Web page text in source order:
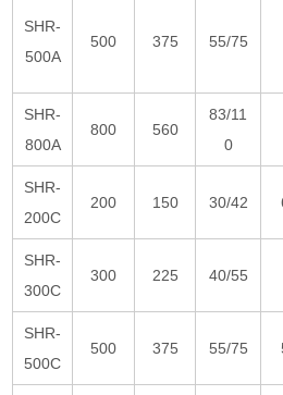
SHR-
500A
500 375 55/75
SHR-
800A
800 560
83/11
0
SHR-
200C
200 150 30/42
SHR-
300C
300 225 40/55
SHR-
500C
500 375 55/75